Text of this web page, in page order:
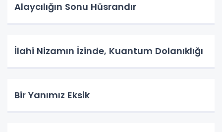
Alaycılığın Sonu Hüsrandır
İlahi Nizamın İzinde, Kuantum Dolanıklığı
Bir Yanımız Eksik